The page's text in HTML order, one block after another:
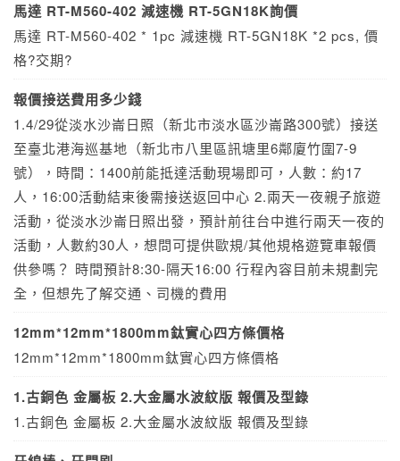
馬達 RT-M560-402 減速機 RT-5GN18K詢價
馬達 RT-M560-402 * 1pc 減速機 RT-5GN18K *2 pcs, 價
格?交期?
報價接送費用多少錢
1.4/29從淡水沙崙日照（新北市淡水區沙崙路300號）接送
至臺北港海巡基地（新北市八里區訊塘里6鄰廈竹圍7-9
號），時間：1400前能抵達活動現場即可，人數：約17
人，16:00活動結束後需接送返回中心 2.兩天一夜親子旅遊
活動，從淡水沙崙日照出發，預計前往台中進行兩天一夜的
活動，人數約30人，想問可提供歐規/其他規格遊覽車報價
供參嗎？ 時間預計8:30-隔天16:00 行程內容目前未規劃完
全，但想先了解交通、司機的費用
12mm*12mm*1800mm鈦實心四方條價格
12mm*12mm*1800mm鈦實心四方條價格
1.古銅色 金屬板 2.大金屬水波紋版 報價及型錄
1.古銅色 金屬板 2.大金屬水波紋版 報價及型錄